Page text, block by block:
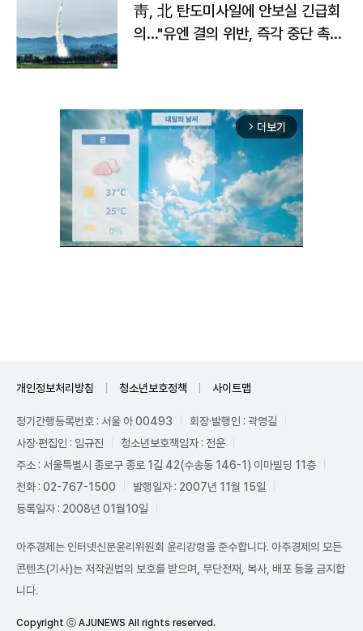
靑, 北 탄도미사일에 안보실 긴급회
의…"유엔 결의 위반, 즉각 중단 촉
arrow_forward_ios 더보기
개인정보처리방침 청소년보호정책 사이트맵
정기간행등록번호 : 서울 아 00493
회장·발행인 : 곽영길
사장·편집인 : 임규진
청소년보호책임자 : 전운
주소 : 서울특별시 종로구 종로 1길 42(수송동 146-1) 이마빌딩 11층
전화 : 02-767-1500
발행일자 : 2007년 11월 15일
등록일자 : 2008년 01월10일
아주경제는 인터넷신문윤리위원회 윤리강령을 준수합니다. 아주경제의 모든
콘텐츠(기사)는 저작권법의 보호를 받으며, 무단전재, 복사, 배포 등을 금지합
니다.
Copyright ⓒ AJUNEWS All rights reserved.